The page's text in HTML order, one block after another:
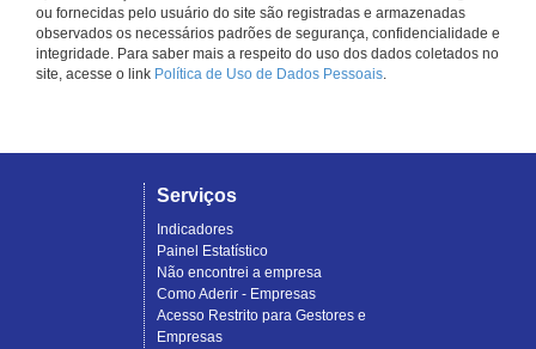
ou fornecidas pelo usuário do site são registradas e armazenadas
observados os necessários padrões de segurança, confidencialidade e
integridade. Para saber mais a respeito do uso dos dados coletados no
site, acesse o link Política de Uso de Dados Pessoais.
Serviços
Indicadores
Painel Estatístico
Não encontrei a empresa
Como Aderir - Empresas
Acesso Restrito para Gestores e
Empresas